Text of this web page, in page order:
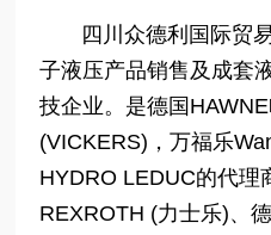
四川众德利国际贸易
子液压产品销售及成套
技企业。是德国
(VICKERS)，万福乐
HYDRO LEDUC的代理
REXROTH (力士乐)、